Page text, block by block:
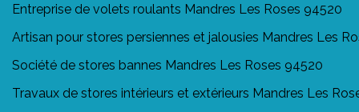
Entreprise de volets roulants Mandres Les Roses 94520
Artisan pour stores persiennes et jalousies Mandres Les
Société de stores bannes Mandres Les Roses 94520
Travaux de stores intérieurs et extérieurs Mandres Les